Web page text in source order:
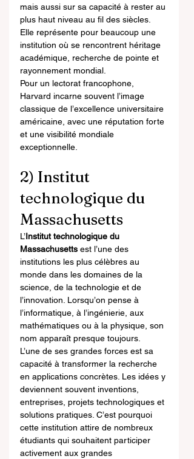
mais aussi sur sa capacité à rester au
plus haut niveau au fil des siècles.
Elle représente pour beaucoup une
institution où se rencontrent héritage
académique, recherche de pointe et
rayonnement mondial.
Pour un lectorat francophone,
Harvard incarne souvent l’image
classique de l’excellence universitaire
américaine, avec une réputation forte
et une visibilité mondiale
exceptionnelle.
2) Institut
technologique du
Massachusetts
L’Institut technologique du
Massachusetts est l’une des
institutions les plus célèbres au
monde dans les domaines de la
science, de la technologie et de
l’innovation. Lorsqu’on pense à
l’informatique, à l’ingénierie, aux
mathématiques ou à la physique, son
nom apparaît presque toujours.
L’une de ses grandes forces est sa
capacité à transformer la recherche
en applications concrètes. Les idées y
deviennent souvent inventions,
entreprises, projets technologiques et
solutions pratiques. C’est pourquoi
cette institution attire de nombreux
étudiants qui souhaitent participer
activement aux grandes